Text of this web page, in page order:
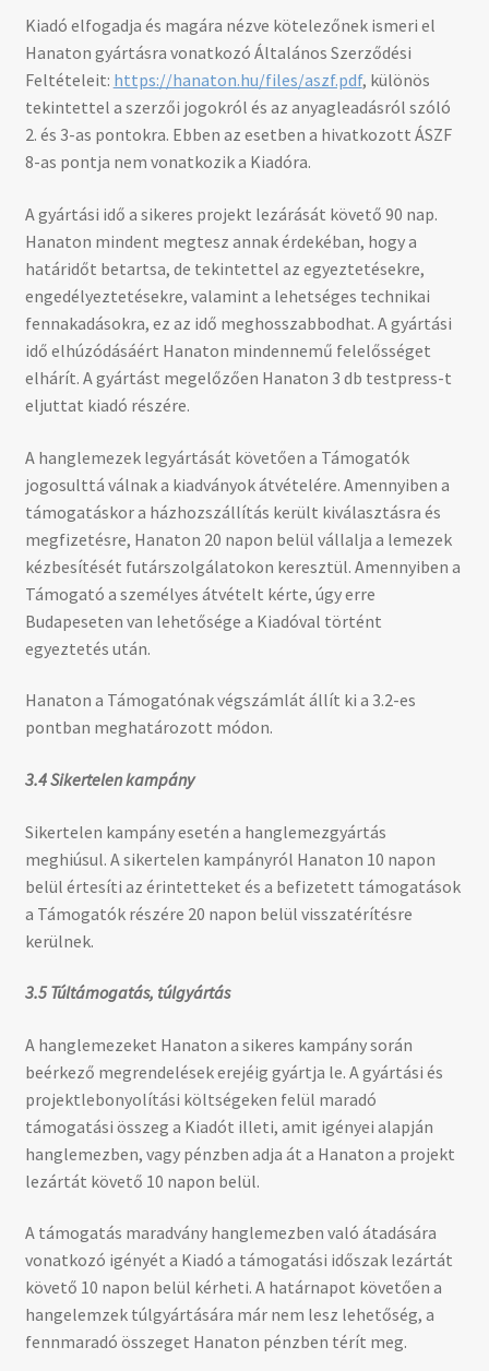
Kiadó elfogadja és magára nézve kötelezőnek ismeri el
Hanaton gyártásra vonatkozó Általános Szerződési
Feltételeit: https://hanaton.hu/files/aszf.pdf, különös
tekintettel a szerzői jogokról és az anyagleadásról szóló
2. és 3-as pontokra. Ebben az esetben a hivatkozott ÁSZF
8-as pontja nem vonatkozik a Kiadóra.
A gyártási idő a sikeres projekt lezárását követő 90 nap.
Hanaton mindent megtesz annak érdekéban, hogy a
határidőt betartsa, de tekintettel az egyeztetésekre,
engedélyeztetésekre, valamint a lehetséges technikai
fennakadásokra, ez az idő meghosszabbodhat. A gyártási
idő elhúzódásáért Hanaton mindennemű felelősséget
elhárít. A gyártást megelőzően Hanaton 3 db testpress-t
eljuttat kiadó részére.
A hanglemezek legyártását követően a Támogatók
jogosulttá válnak a kiadványok átvételére. Amennyiben a
támogatáskor a házhozszállítás került kiválasztásra és
megfizetésre, Hanaton 20 napon belül vállalja a lemezek
kézbesítését futárszolgálatokon keresztül. Amennyiben a
Támogató a személyes átvételt kérte, úgy erre
Budapeseten van lehetősége a Kiadóval történt
egyeztetés után.
Hanaton a Támogatónak végszámlát állít ki a 3.2-es
pontban meghatározott módon.
3.4 Sikertelen kampány
Sikertelen kampány esetén a hanglemezgyártás
meghiúsul. A sikertelen kampányról Hanaton 10 napon
belül értesíti az érintetteket és a befizetett támogatások
a Támogatók részére 20 napon belül visszatérítésre
kerülnek.
3.5 Túltámogatás, túlgyártás
A hanglemezeket Hanaton a sikeres kampány során
beérkező megrendelések erejéig gyártja le. A gyártási és
projektlebonyolítási költségeken felül maradó
támogatási összeg a Kiadót illeti, amit igényei alapján
hanglemezben, vagy pénzben adja át a Hanaton a projekt
lezártát követő 10 napon belül.
A támogatás maradvány hanglemezben való átadására
vonatkozó igényét a Kiadó a támogatási időszak lezártát
követő 10 napon belül kérheti. A határnapot követően a
hangelemzek túlgyártására már nem lesz lehetőség, a
fennmaradó összeget Hanaton pénzben térít meg.